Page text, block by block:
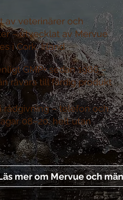
av veterinärer och
–utvecklat av Mervue
i Cork, Irland
GMP+ sedan 1986 –
råvara till färdig produkt
rådgivning –telefon och
08–20, helt utan
mer om Mervue och